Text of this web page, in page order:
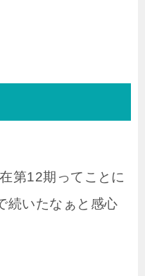
第12期ってことに
続いたなぁと感心